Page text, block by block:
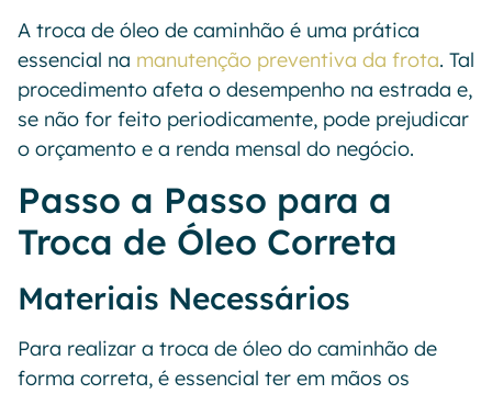
A troca de óleo de caminhão é uma prática
essencial na manutenção preventiva da frota. Tal
procedimento afeta o desempenho na estrada e,
se não for feito periodicamente, pode prejudicar
o orçamento e a renda mensal do negócio.
Passo a Passo para a
Troca de Óleo Correta
Materiais Necessários
Para realizar a troca de óleo do caminhão de
forma correta, é essencial ter em mãos os